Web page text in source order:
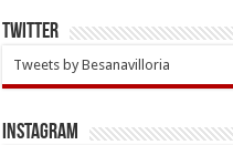
Twitter
Tweets by Besanavilloria
INSTAGRAM